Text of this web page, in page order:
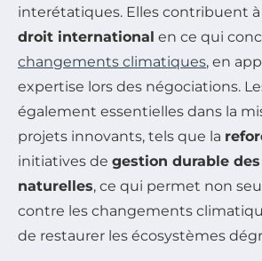
interétatiques. Elles contribuent
droit international en ce qui
changements climatiques, en
expertise lors des négociations.
également essentielles dans la
projets innovants, tels que la
initiatives de gestion durable
naturelles, ce qui permet non
contre les changements
de restaurer les écosystèmes